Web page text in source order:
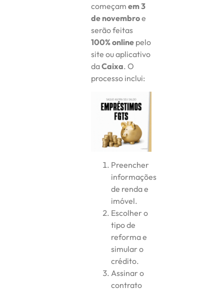
começamem 3
de novembroe
serão feitas
100% online pelo
site ou aplicativo
daCaixa. O
processo inclui:
Preencher
informações
de renda e
imóvel.
Escolher o
tipo de
reforma e
simular o
crédito.
Assinar o
contrato